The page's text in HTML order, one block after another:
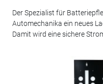
Der Spezialist für
Automechanika ein neues
Damit wird eine sichere